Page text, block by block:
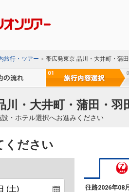
旅行・ツアー 帯広発東京 品川・大井町・蒲
川・大井町・蒲田・
・ホテル選択へお進みください
ください
往路2026年08